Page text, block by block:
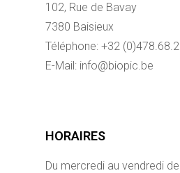
102, Rue de Bavay
7380 Baisieux
Téléphone: +32
E-Mail: info@biopic.be
HORAIRES
Du mercredi au vendredi